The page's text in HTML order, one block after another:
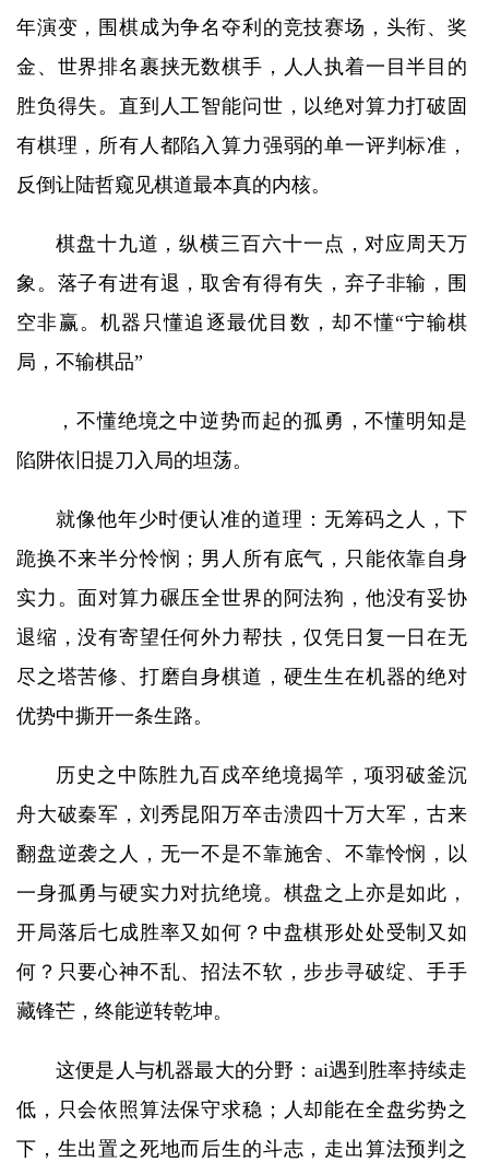
年演变，围棋成为争名夺利的竞技赛场，头衔、奖
金、世界排名裹挟无数棋手，人人执着一目半目的
胜负得失。直到人工智能问世，以绝对算力打破固
有棋理，所有人都陷入算力强弱的单一评判标准，
反倒让陆哲窥见棋道最本真的内核。
棋盘十九道，纵横三百六十一点，对应周天万
象。落子有进有退，取舍有得有失，弃子非输，围
空非赢。机器只懂追逐最优目数，却不懂“宁输棋
局，不输棋品”
，不懂绝境之中逆势而起的孤勇，不懂明知是
陷阱依旧提刀入局的坦荡。
就像他年少时便认准的道理：无筹码之人，下
跪换不来半分怜悯；男人所有底气，只能依靠自身
实力。面对算力碾压全世界的阿法狗，他没有妥协
退缩，没有寄望任何外力帮扶，仅凭日复一日在无
尽之塔苦修、打磨自身棋道，硬生生在机器的绝对
优势中撕开一条生路。
历史之中陈胜九百戍卒绝境揭竿，项羽破釜沉
舟大破秦军，刘秀昆阳万卒击溃四十万大军，古来
翻盘逆袭之人，无一不是不靠施舍、不靠怜悯，以
一身孤勇与硬实力对抗绝境。棋盘之上亦是如此，
开局落后七成胜率又如何？中盘棋形处处受制又如
何？只要心神不乱、招法不软，步步寻破绽、手手
藏锋芒，终能逆转乾坤。
这便是人与机器最大的分野：ai遇到胜率持续走
低，只会依照算法保守求稳；人却能在全盘劣势之
下，生出置之死地而后生的斗志，走出算法预判之